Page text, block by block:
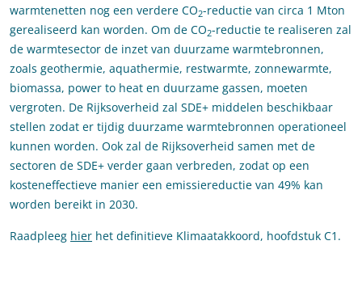
warmtenetten nog een verdere CO2-reductie van circa 1 Mton
gerealiseerd kan worden. Om de CO2-reductie te realiseren zal
de warmtesector de inzet van duurzame warmtebronnen,
zoals geothermie, aquathermie, restwarmte, zonnewarmte,
biomassa, power to heat en duurzame gassen, moeten
vergroten. De Rijksoverheid zal SDE+ middelen beschikbaar
stellen zodat er tijdig duurzame warmtebronnen operationeel
kunnen worden. Ook zal de Rijksoverheid samen met de
sectoren de SDE+ verder gaan verbreden, zodat op een
kosteneffectieve manier een emissiereductie van 49% kan
worden bereikt in 2030.
Raadpleeg hier het definitieve Klimaatakkoord, hoofdstuk C1.